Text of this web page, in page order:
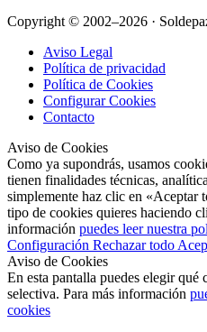
Copyright © 2002–2026 ·
Aviso Legal
Política de privacidad
Política de Cookies
Configurar Cookies
Contacto
Aviso de Cookies
Como ya supondrás, usamos
tienen finalidades técnicas,
simplemente haz clic en «Aceptar
tipo de cookies quieres haciendo
información puedes leer nuestra
Configuración Rechazar todo
Aviso de Cookies
En esta pantalla puedes elegir qué
selectiva. Para más información
cookies